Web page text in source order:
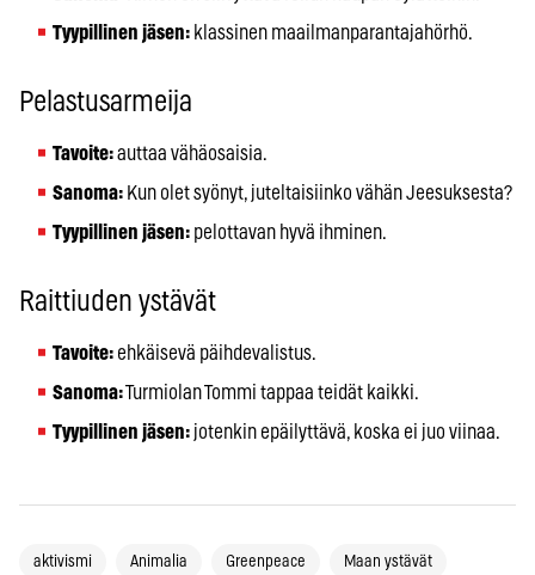
Tyypillinen jäsen: klassinen maailmanparantajahörhö.
Pelastusarmeija
Tavoite:auttaa vähäosaisia.
Sanoma: Kun olet syönyt, juteltaisiinko vähän Jeesuksesta?
Tyypillinen jäsen: pelottavan hyvä ihminen.
Raittiuden ystävät
Tavoite: ehkäisevä päihdevalistus.
Sanoma:Turmiolan Tommi tappaa teidät kaikki.
Tyypillinen jäsen: jotenkin epäilyttävä, koska ei juo viinaa.
aktivismi Animalia Greenpeace Maan ystävät